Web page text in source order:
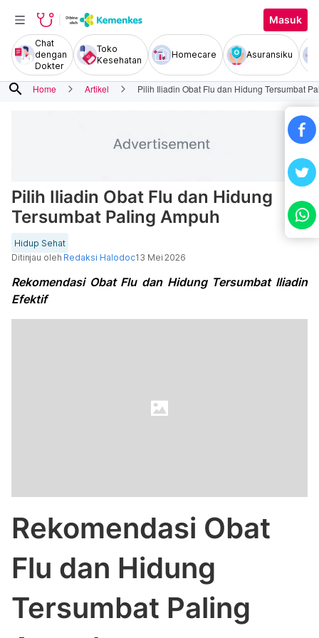
Masuk
Chat
dengan
Dokter
Toko
Kesehatan
Homecare Asuransiku
search Home Artikel Pilih Iliadin Obat Flu dan Hidung Tersumbat
Pilih Iliadin Obat Flu dan Hidung
Tersumbat Paling Ampuh
Hidup Sehat
Ditinjau oleh Redaksi Halodoc13 Mei 2026
Rekomendasi Obat Flu dan Hidung Tersumbat Iliadin
Efektif
Rekomendasi Obat
Flu dan Hidung
Tersumbat Paling